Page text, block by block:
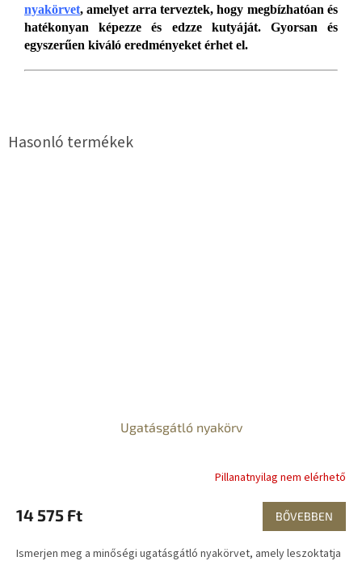
nyakörvet, amelyet arra terveztek, hogy megbízhatóan és
hatékonyan képezze és edzze kutyáját. Gyorsan és
egyszerűen kiváló eredményeket érhet el.
Ugatásgátló nyakörv
Pillanatnyilag nem elérhető
14 575 Ft BŐVEBBEN
Ismerjen meg a minőségi ugatásgátló nyakörvet, amely leszoktatja